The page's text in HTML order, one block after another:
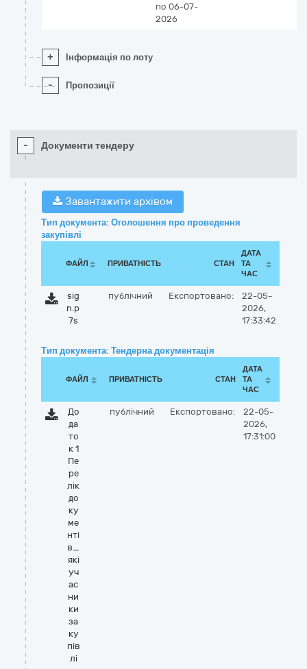
по 06-07-
2026
+ Інформація по лоту
- Пропозиції
- Документи тендеру
Завантажити архівом
Тип документа: Оголошення про проведення
закупівлі
ФАЙЛ ПРИВАТНІСТЬ СТАН
ДАТА
ТА
ЧАС
sig
n.p
7s
публічний Експортовано:
22-05-
2026,
17:33:42
Тип документа: Тендерна документація
ФАЙЛ ПРИВАТНІСТЬ СТАН
ДАТА
ТА
ЧАС
До
да
то
к 1
Пе
ре
лік
до
ку
ме
нті
в_
які
уч
ас
ни
ки
за
ку
пів
лі
публічний Експортовано:
22-05-
2026,
17:31:00